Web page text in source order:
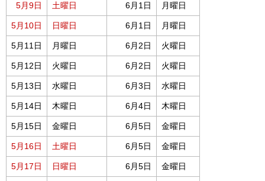
5月9日 土曜日 6月1日 月曜日
5月10日 日曜日 6月1日 月曜日
5月11日 月曜日 6月2日 火曜日
5月12日 火曜日 6月2日 火曜日
5月13日 水曜日 6月3日 水曜日
5月14日 木曜日 6月4日 木曜日
5月15日 金曜日 6月5日 金曜日
5月16日 土曜日 6月5日 金曜日
5月17日 日曜日 6月5日 金曜日